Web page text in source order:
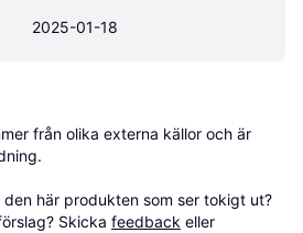
2025-01-18
från olika externa källor och är
här produkten som ser tokigt ut?
Skicka feedback eller